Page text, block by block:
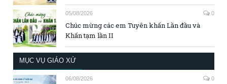
05/08/2026 0
Chúc mừng các em Tuyên khấn Lần đầu và
Khấn tạm lần II
MỤC VỤ GIÁO XỨ
06/08/2026 0